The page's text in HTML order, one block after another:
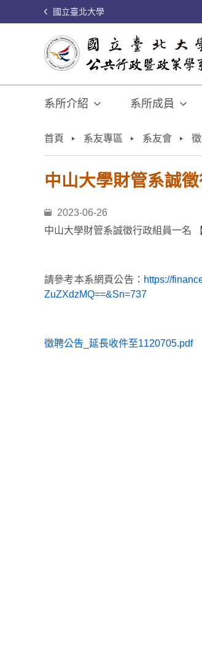
國立臺北大學
系所介紹 系所成員
首頁 系友專區 系友會
中山大學財管系誠
2023-06-26
中山大學財管系誠徵行政組員一名
請參考本系網頁公告： https://
ZuZXdzMQ==&Sn=737
徵聘公告_延長收件至1120705.pdf